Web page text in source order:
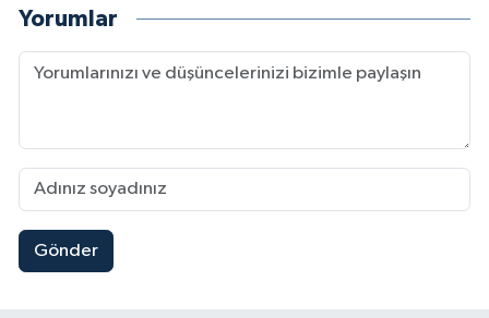
Yorumlar
Gönder